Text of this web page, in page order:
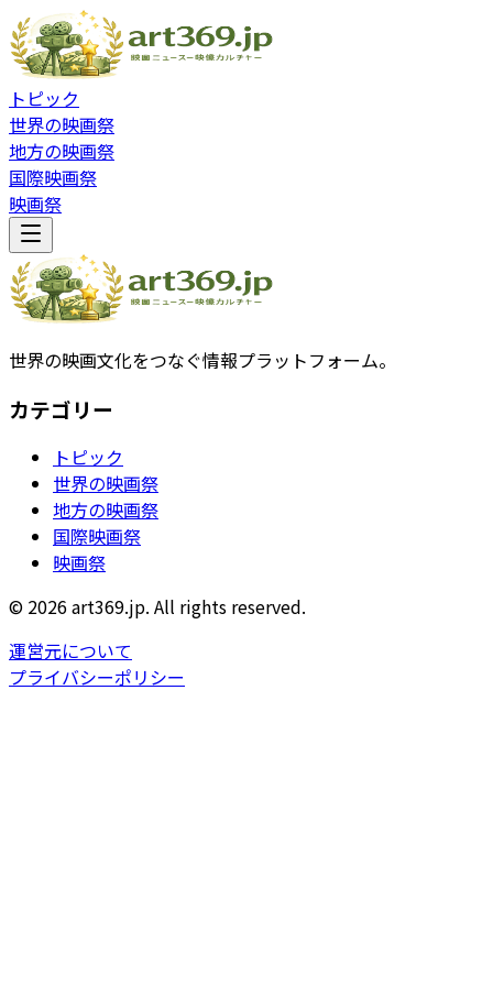
トピック
世界の映画祭
地方の映画祭
国際映画祭
映画祭
世界の映画文化をつなぐ情報プラットフォーム。
カテゴリー
トピック
世界の映画祭
地方の映画祭
国際映画祭
映画祭
© 2026 art369.jp. All rights reserved.
運営元について
プライバシーポリシー